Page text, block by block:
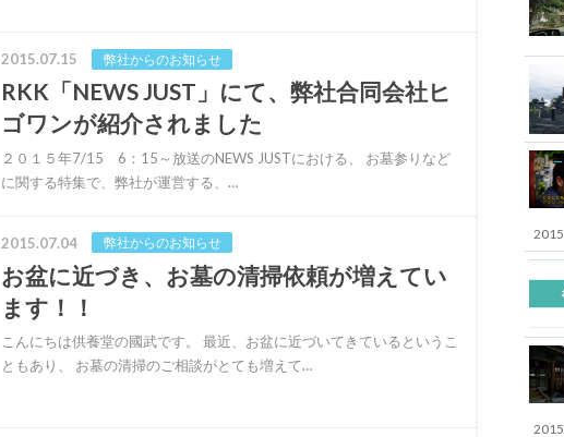
2015.07.15 弊社からのお知らせ
RKK「NEWS JUST」にて、弊社合同会社ヒ
ゴワンが紹介されました
２０１５年7/15 6：15～放送のNEWS JUSTにおける、 お墓参りなど
に関する特集で、弊社が運営する、…
2015.07.04 弊社からのお知らせ
お盆に近づき、お墓の清掃依頼が増えてい
ます！！
こんにちは供養堂の國武です。 最近、お盆に近づいてきているというこ
ともあり、 お墓の清掃のご相談がとても増えて…